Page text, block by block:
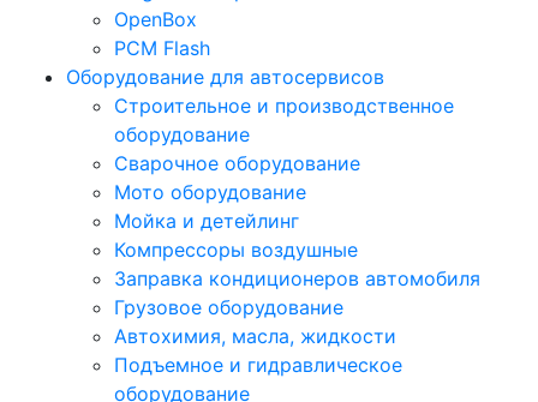
OpenBox
PCM Flash
Оборудование для автосервисов
Строительное и производственное
оборудование
Сварочное оборудование
Мото оборудование
Мойка и детейлинг
Компрессоры воздушные
Заправка кондиционеров автомобиля
Грузовое оборудование
Автохимия, масла, жидкости
Подъемное и гидравлическое
оборудование